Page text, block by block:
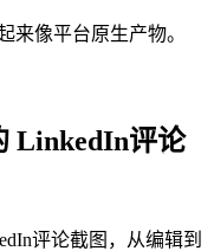
来像平台原生产物。
LinkedIn评论
评论截图，从编辑到